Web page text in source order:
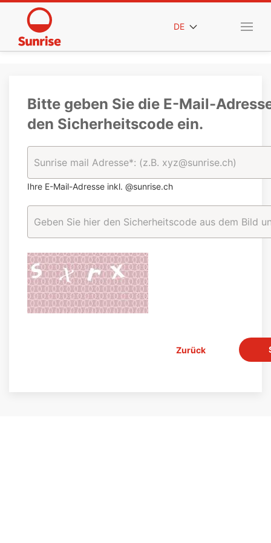
DE
Bitte geben Sie die E-Mail-
den Sicherheitscode ein.
Ihre E-Mail-Adresse inkl. @sunrise.ch
Zurück